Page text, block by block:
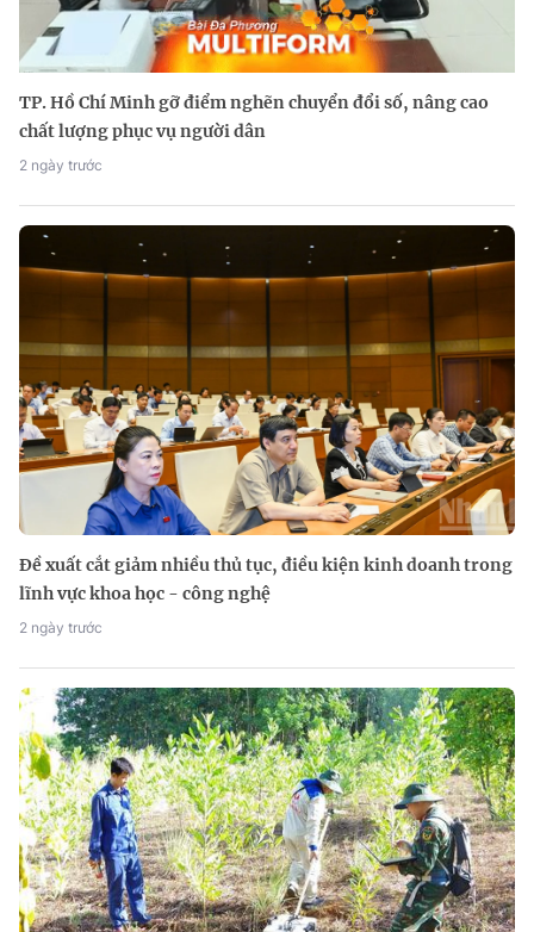
TP. Hồ Chí Minh gỡ điểm nghẽn chuyển đổi số, nâng cao
chất lượng phục vụ người dân
2 ngày trước
Đề xuất cắt giảm nhiều thủ tục, điều kiện kinh doanh trong
lĩnh vực khoa học - công nghệ
2 ngày trước